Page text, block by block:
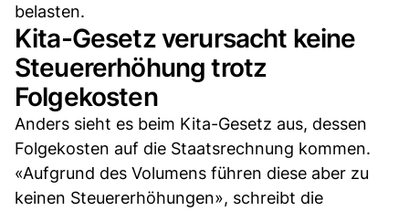
belasten.
Kita-Gesetz verursacht keine
Steuererhöhung trotz
Folgekosten
Anders sieht es beim Kita-Gesetz aus, dessen
Folgekosten auf die Staatsrechnung kommen.
«Aufgrund des Volumens führen diese aber zu
keinen Steuererhöhungen», schreibt die